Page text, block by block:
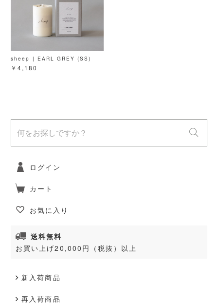
sheep | EARL GREY (SS)
￥4,180
ログイン
カート
お気に入り
送料無料
お買い上げ20,000円（税抜）以上
新入荷商品
再入荷商品